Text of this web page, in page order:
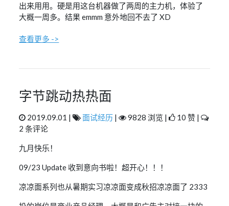
出来用用。硬是用这台机器做了两周的主力机，体验了
大概一周多。结果 emmm 意外地回不去了 XD
查看更多 ->
字节跳动热热面
2019.09.01 | 面试经历 | 9828 浏览 |
10 赞 |
2 条评论
九月快乐！
09/23 Update 收到意向书啦！超开心！！！
凉凉面系列也从暑期实习凉凉面变成秋招凉凉面了 2333